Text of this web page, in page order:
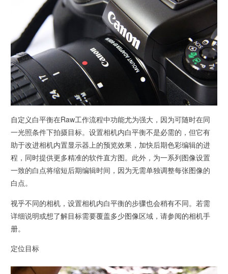
自定义白平衡在Raw工作流程中功能尤为强大，因为可随时在同
一光照条件下拍摄目标。设置相机内白平衡不是必需的，但它有
助于改进相机内置显示器上的预览效果，加快后期色彩编辑的进
程，同时提供更多精准的软件直方图。此外，为一系列图像设置
一致的白点将缩短后期编辑时间，因为无需单独调整每张图像的
白点。
视乎不同的相机，设置相机内白平衡的步骤也会稍有不同。若需
详细说明或想了解目标需要覆盖多少图像区域，请参阅的相机手
册。
定位目标